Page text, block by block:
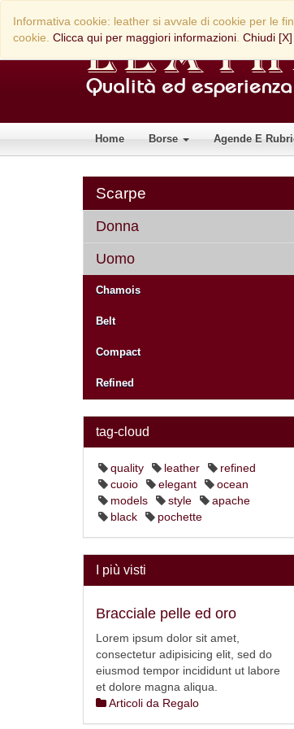
Informativa cookie: leather si avvale di cookie per le
cookie. Clicca qui per maggiori informazioni Chiudi [X]
Home Borse Agende E
Scarpe
Donna
Uomo
Chamois
Belt
Compact
Refined
tag-cloud
quality leather
refined
cuoio
elegant
ocean
models
style
apache
black
pochette
I più visti
Bracciale pelle ed oro
Lorem ipsum dolor sit amet,
consectetur adipisicing elit, sed do
eiusmod tempor incididunt ut labore
et dolore magna aliqua.
Articoli da Regalo